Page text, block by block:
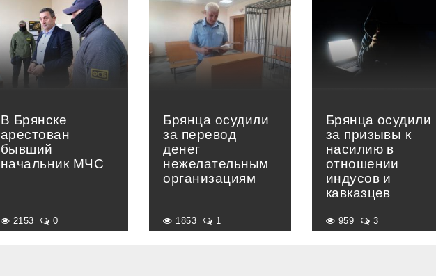
В Брянске
арестован
бывший
начальник МЧС
2153 0
Брянца осудили
за перевод
денег
нежелательным
организациям
1853 1
Брянца осудили
за призывы к
насилию в
отношении
индусов и
кавказцев
959 3